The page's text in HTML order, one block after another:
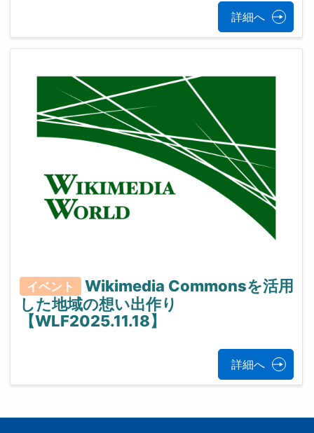
詳細へ
イベント
Wikimedia Commonsを活用
した地域の想い出作り
【WLF2025.11.18】
詳細へ